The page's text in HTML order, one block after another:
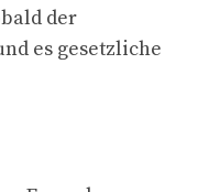
der
es gesetzliche